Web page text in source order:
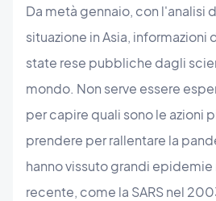
Da metà gennaio, con l'analisi
situazione in Asia,
state rese pubbliche dagli
mondo. Non serve essere
per capire quali sono le azioni
prendere per rallentare la
hanno vissuto grandi epidemie
recente, come la SARS nel